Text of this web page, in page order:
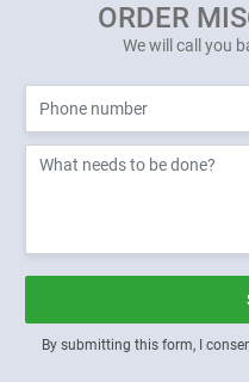
ORDER
We will call you
By submitting this form, I